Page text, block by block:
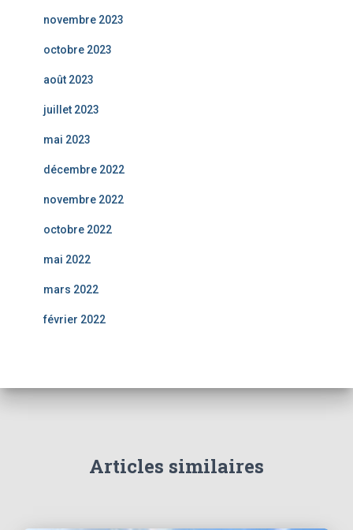
novembre 2023
octobre 2023
août 2023
juillet 2023
mai 2023
décembre 2022
novembre 2022
octobre 2022
mai 2022
mars 2022
février 2022
Articles similaires